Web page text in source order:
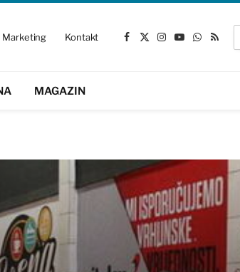
Marketing Kontakt
Facebook
X
Instagram
YouTube
WhatsApp
RSS
MAGAZIN